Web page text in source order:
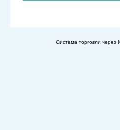
Система торговли